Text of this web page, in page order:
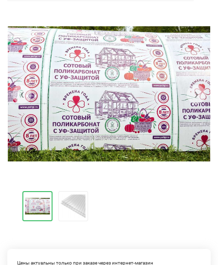
‹ ›
Цены актуальны только при заказе через интернет-магазин